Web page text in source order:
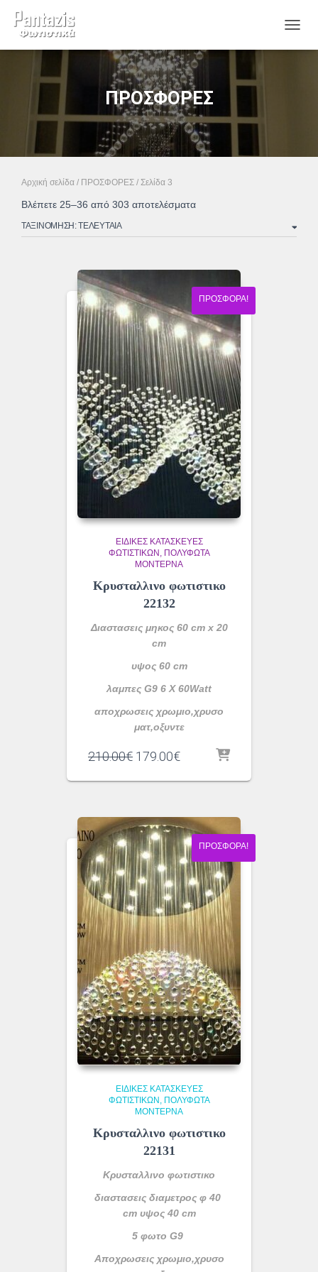
ΠΡΟΣΦΟΡΕΣ
Αρχική σελίδα / ΠΡΟΣΦΟΡΕΣ / Σελίδα 3
Βλέπετε 25–36 από 303 αποτελέσματαSorted
latest
ΠΡΟΣΦΟΡΆ!
ΕΙΔΙΚΈΣ ΚΑΤΑΣΚΕΥΈΣ
ΦΩΤΙΣΤΙΚΏΝ
ΠΟΛΎΦΩΤΑ
ΜΟΝΤΈΡΝΑ
Κρυσταλλινο φωτιστικο
22132
Διαστασεις μηκος 60 cm x 20
cm
υψος 60 cm
λαμπες G9 6 X 60Watt
αποχρωσεις χρωμιο,χρυσο
ματ,οξυντε
210.00€ Original
was:
179.00€Η
τιμή
179.00€.
ΠΡΟΣΦΟΡΆ!
ΕΙΔΙΚΈΣ ΚΑΤΑΣΚΕΥΈΣ
ΦΩΤΙΣΤΙΚΏΝ
ΠΟΛΎΦΩΤΑ
ΜΟΝΤΈΡΝΑ
Κρυσταλλινο φωτιστικο
22131
Κρυσταλλινο φωτιστικο
διαστασεις διαμετρος φ 40
cm υψος 40 cm
5 φωτο G9
Αποχρωσεις χρωμιο,χρυσο